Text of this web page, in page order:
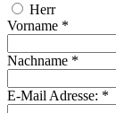
Herr
Vorname *
Nachname *
E-Mail Adresse: *